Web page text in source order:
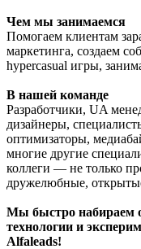
Чем мы занимаемся
Помогаем клиентам
маркетинга, создаем
hypercasual игры,
В нашей команде
Разработчики, UA
дизайнеры,
оптимизаторы,
многие другие
коллеги — не только
дружелюбные,
Мы быстро набираем
технологии и
Alfaleads!